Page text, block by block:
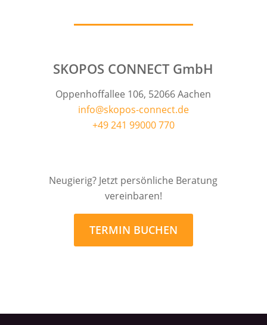
SKOPOS CONNECT GmbH
Oppenhoffallee 106, 52066 Aachen
info@skopos-connect.de
+49 241 99000 770
Neugierig? Jetzt persönliche Beratung
vereinbaren!
TERMIN BUCHEN